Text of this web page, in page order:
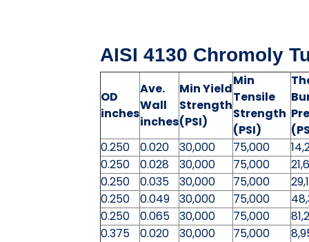
AISI 4130 Chromoly
OD
inches
Ave.
Wall
inches
Min Yield
Strength
(PSI)
Min
Tensile
Strength
(PSI)
0.250
0.020 30,000 75,000
0.250
0.028 30,000 75,000
0.250
0.035 30,000 75,000
0.250
0.049 30,000 75,000
0.250
0.065 30,000 75,000
0.375
0.020 30,000 75,000